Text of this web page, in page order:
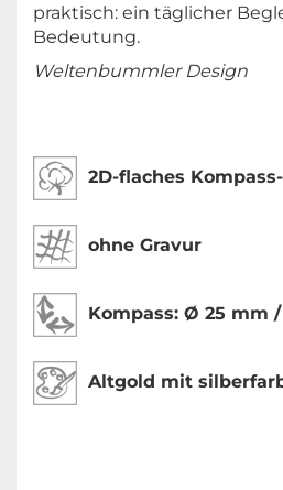
praktisch: ein täglicher
Bedeutung.
Weltenbummler Design
2D-flaches
ohne Gravur
Kompass: Ø 25 mm
Altgold mit